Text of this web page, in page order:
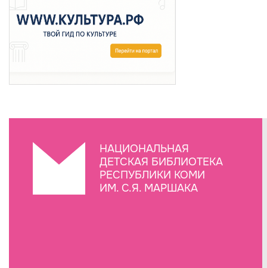
НАЦИОНАЛЬНАЯ
ДЕТСКАЯ БИБЛИОТЕКА
РЕСПУБЛИКИ КОМИ
ИМ. С.Я. МАРШАКА